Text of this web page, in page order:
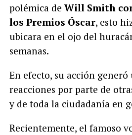
polémica de Will Smith
los Premios Óscar, esto
ubicara en el ojo del
semanas.
En efecto, su acción
reacciones por parte de
y de toda la ciudadanía en
Recientemente, el famoso